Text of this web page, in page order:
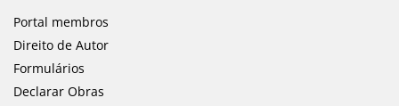
Portal membros
Direito de Autor
Formulários
Declarar Obras